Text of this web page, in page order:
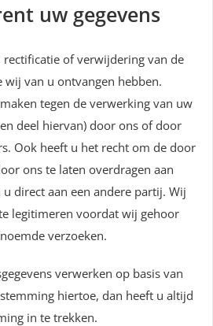
uw gegevens
rectificatie of verwijdering van de
wij van u ontvangen hebben.
tegen de verwerking van uw
deel hiervan) door ons of door
Ook heeft u het recht om de door
ons te laten overdragen aan
direct aan een andere partij. Wij
legitimeren voordat wij gehoor
verzoeken.
verwerken op basis van
hiertoe, dan heeft u altijd
in te trekken.